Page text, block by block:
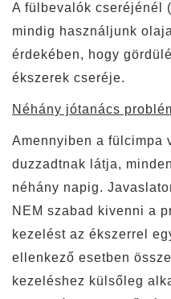
A fülbevalók cseréjénél
mindig használjunk
érdekében, hogy
ékszerek cseréje.
Néhány jótanács
Amennyiben a fülcimpa
duzzadtnak látja,
néhány napig.
NEM szabad kivenni a
kezelést az ékszerrel
ellenkező esetben
kezeléshez külsőleg